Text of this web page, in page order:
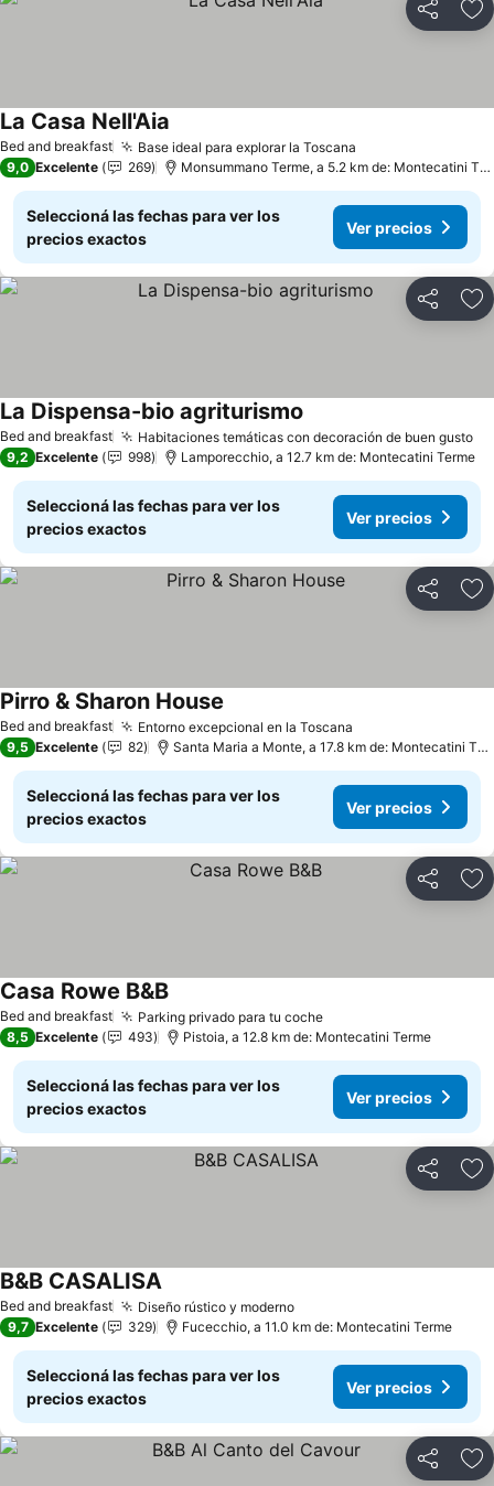
Compartir
Bed and breakfast Base ideal para explorar la Toscana
La Casa Nell'Aia
9,0 Excelente 269 Monsummano Terme, a 5.2 km de: Montecatini
Seleccioná las fechas para ver los
precios exactos
Ver precios
Compartir
Bed and breakfast Habitaciones temáticas con decoración de buen gusto
La Dispensa-bio agriturismo
9,2 Excelente 998 Lamporecchio, a 12.7 km de: Montecatini Terme
Seleccioná las fechas para ver los
precios exactos
Ver precios
Compartir
Bed and breakfast Entorno excepcional en la Toscana
Pirro & Sharon House
9,5 Excelente 82 Santa Maria a Monte, a 17.8 km de: Montecatini
Seleccioná las fechas para ver los
precios exactos
Ver precios
Compartir
Bed and breakfast Parking privado para tu cocheVer precios
Casa Rowe B&BVer precios
8,5 Excelente 493 Pistoia, a 12.8 km de: Montecatini Terme
Seleccioná las fechas para ver los
precios exactos
Ver precios
Compartir
Bed and breakfast Diseño rústico y modernoVer precios
B&B CASALISAVer precios
9,7 Excelente 329 Fucecchio, a 11.0 km de: Montecatini Terme
Seleccioná las fechas para ver los
precios exactos
Ver precios
Compartir